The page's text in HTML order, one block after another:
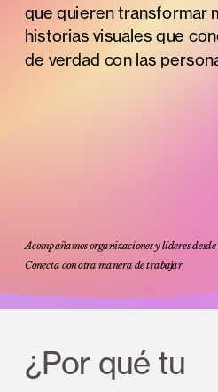
que quieren transformar
historias visuales que
de verdad con las
Acompañamos organizaciones y líderes desde
Conecta con otra manera de trabajar
¿Por qué tu